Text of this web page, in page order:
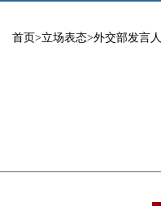
首页>立场表态>外交部发言人